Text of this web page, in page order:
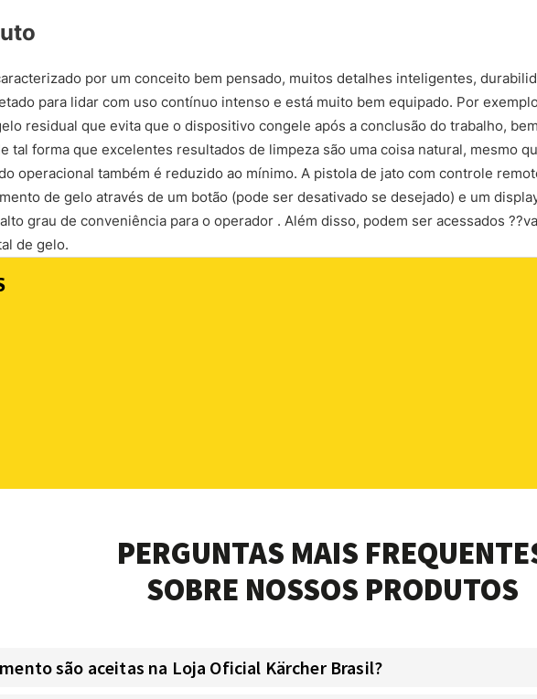
por um conceito bem pensado, muitos detalhes inteligentes,
para lidar com uso contínuo intenso e está muito bem equipado. Por
residual que evita que o dispositivo congele após a conclusão do trabalho,
tal forma que excelentes resultados de limpeza são uma coisa natural, mesmo
operacional também é reduzido ao mínimo. A pistola de jato com controle
de gelo através de um botão (pode ser desativado se desejado) e um
grau de conveniência para o operador . Além disso, podem ser acessados
de gelo.
PERGUNTAS MAIS
SOBRE NOSSOS PRODUTOS
são aceitas na Loja Oficial Kärcher Brasil?